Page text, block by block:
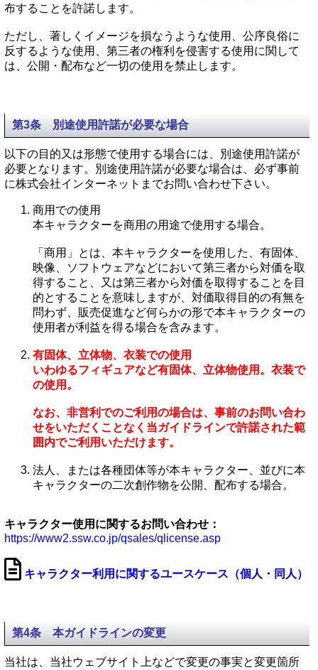
布することを許諾します。
ただし、著しくイメージを損なうような使用、公序良俗に
反するような使用、第三者の権利を侵害する使用に関して
は、公開・配布など一切の使用を禁止します。
第3条 別途使用許諾が必要な場合
以下の目的又は形態で使用する場合には、別途使用許諾が
必要となります。別途使用許諾が必要な場合は、必ず事前
に株式会社インターネットまでお問い合わせ下さい。
商用での使用
本キャラクターを商用の用途で使用する場合。
「商用」とは、本キャラクターを使用した、有固体、
映像、ソフトウェアなどにおいて第三者から対価を取
得すること、又は第三者から対価を取得することを目
的とすることを意味しますが、対価取得目的の有無を
問わず、販売促進など何らかの形で本キャラクターの
使用者が利益を得る場合を含みます。
有固体、立体物、衣装での使用
いわゆるフィギュアなど有固体、立体物使用。衣装で
の使用。
なお、非営利でのご利用の場合は、事前のお問い合わ
せをいただくことなく当ガイドラインで許諾された範
囲内でご利用いただけます。
法人、または各種団体等が本キャラクター、並びに本
キャラクターの二次創作物を公開、配布する場合。
キャラクター使用に関するお問い合わせ：
https://www2.ssw.co.jp/qsales/qlicense.asp
キャラクター利用に関するユースケース（個人・同人）
第4条 本ガイドラインの変更
当社は、当社ウェブサイト上などで変更の事実と変更箇所